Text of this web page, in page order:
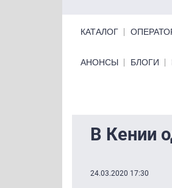
КАТАЛОГ
Primary links bottom
АНОНСЫ БЛОГИ
В Кении
24.03.2020 17:30